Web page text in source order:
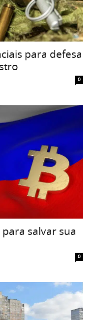
para defesa
0
salvar sua
0